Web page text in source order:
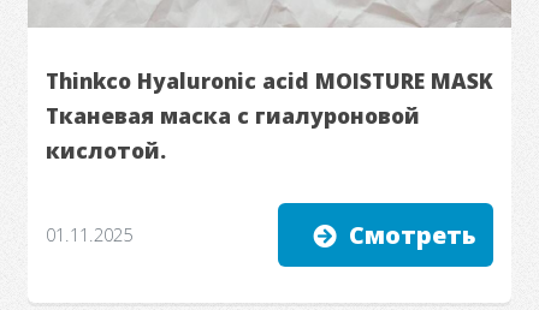
Thinkco Hyaluronic acid MOISTURE MASK
Тканевая маска с гиалуроновой
кислотой.
01.11.2025 Смотреть